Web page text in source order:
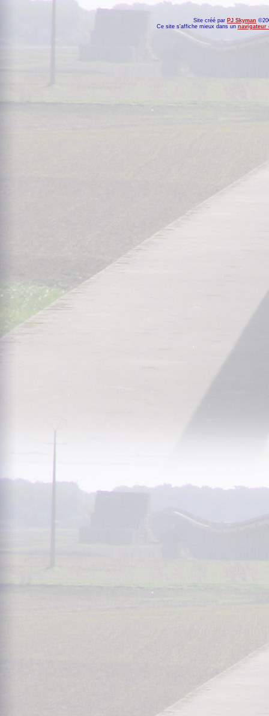
Site créé par PJ Skyman
Ce site s'affiche mieux dans un navigateur